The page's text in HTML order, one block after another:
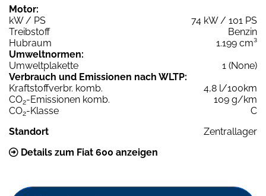
Motor:
kW / PS
74 kW / 101 PS
Treibstoff
Benzin
Hubraum
1.199 cm³
Umweltnormen:
Umweltplakette
1 (None)
Verbrauch und Emissionen nach WLTP:
Kraftstoffverbr. komb.
4,8 l/100km
CO2-Emissionen komb.
109 g/km
CO2-Klasse
C
Standort
Zentrallager
Details zum Fiat 600 anzeigen